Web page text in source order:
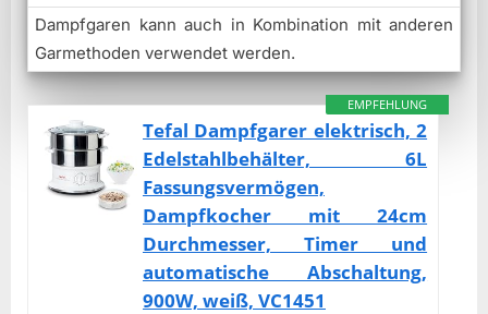
Dampfgaren kann auch in Kombination mit anderen
Garmethoden verwendet werden.
EMPFEHLUNG
Tefal Dampfgarer elektrisch, 2
Edelstahlbehälter, 6L
Fassungsvermögen,
Dampfkocher mit 24cm
Durchmesser, Timer und
automatische Abschaltung,
900W, weiß, VC1451